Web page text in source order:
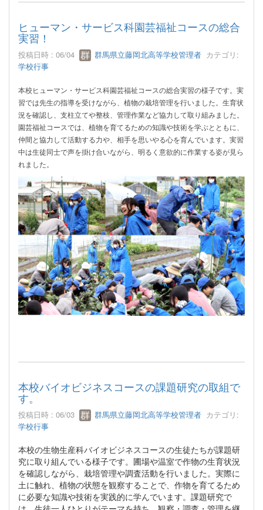
ヒューマン・サービス科園芸福祉コースの総合
実習！
投稿日時 : 06/04 群馬県立藤岡北高等学校管理者 カテゴリ:
学校行事
本校ヒューマン・サービス科園芸福祉コースの総合実習の様子です。実
習では先生の指導を受けながら、植物の栽培管理を行いました。生育状
況を確認し、支柱立てや整枝、管理作業など協力して取り組みました。
園芸福祉コースでは、植物を育てるための知識や技術を学ぶとともに、
仲間と協力して活動する力や、相手を思いやる心を育んでいます。実習
中は生徒同士で声を掛け合いながら、明るく意欲的に作業する姿が見ら
れました。
本校バイオビジネスコースの課題研究の取組で
す。
投稿日時 : 06/03 群馬県立藤岡北高等学校管理者 カテゴリ:
学校行事
本校の生物生産科バイオビジネスコースの生徒たちが課題研
究に取り組んでいる様子です。圃場や温室で作物の生育状況
を確認しながら、栽培管理や調査活動を行いました。実際に
土に触れ、植物の状態を観察することで、作物を育てるため
に必要な知識や技術を実践的に学んでいます。課題研究で